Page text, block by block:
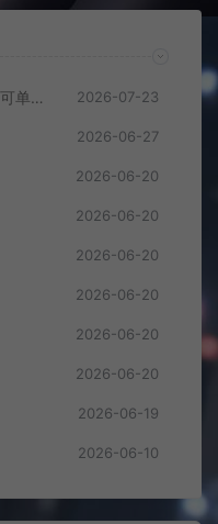
整理市面上千款素材 会员免费下 可单独买-5个多G 2026-07-23
2026-06-27
2026-06-20
2026-06-20
2026-06-20
2026-06-20
2026-06-20
2026-06-20
2026-06-19
2026-06-10